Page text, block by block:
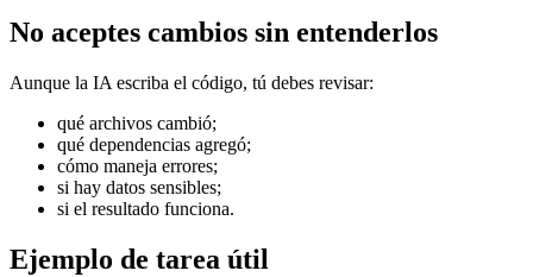
No aceptes cambios sin entenderlos
Aunque la IA escriba el código, tú debes revisar:
qué archivos cambió;
qué dependencias agregó;
cómo maneja errores;
si hay datos sensibles;
si el resultado funciona.
Ejemplo de tarea útil